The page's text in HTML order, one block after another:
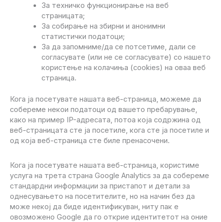
За техничко функционирање на веб
страницата;
За собирање на збирни и анонимни
статистички податоци;
За да запомниме/да се потсетиме, дали се
согласувате (или не се согласувате) со нашето
користење на колачиња (cookies) на оваа веб
страница.
Кога ја посетувате нашата веб-страница, можеме да
собереме некои податоци од вашето пребарување,
како на пример IP-адресата, потоа која содржина од
веб-страницата сте ја посетиле, кога сте ја посетиле и
од која веб-страница сте биле пренасочени.
Кога ја посетувате нашата веб-страница, користиме
услуга на трета страна Google Analytics за да собереме
стандардни информации за пристапот и детали за
однесувањето на посетителите, но на начин без да
може некој да биде идентификуван, ниту пак е
овозможено Google да го открие идентитетот на оние